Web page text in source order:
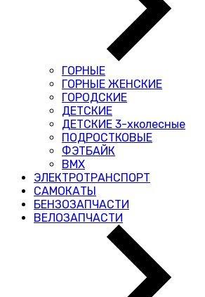
ГОРНЫЕ
ГОРНЫЕ ЖЕНСКИЕ
ГОРОДСКИЕ
ДЕТСКИЕ
ДЕТСКИЕ 3-хколесные
ПОДРОСТКОВЫЕ
ФЭТБАЙК
BMX
ЭЛЕКТРОТРАНСПОРТ
САМОКАТЫ
БЕНЗОЗАПЧАСТИ
ВЕЛОЗАПЧАСТИ